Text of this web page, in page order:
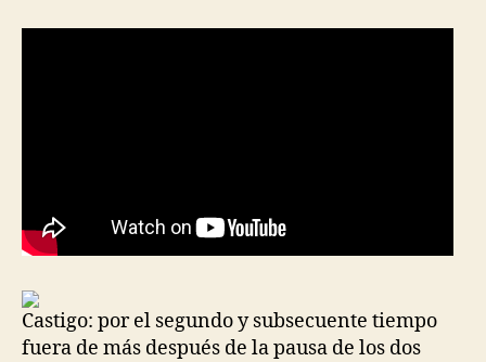
Castigo: por el segundo y subsecuente tiempo
fuera de más después de la pausa de los dos